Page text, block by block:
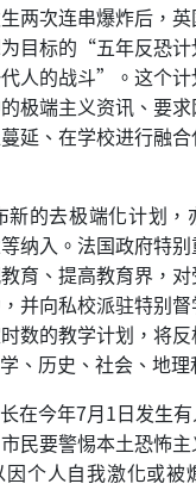
两次连串爆炸后，
目标的“五年反恐
人的战斗”。这个计
极端主义资讯、要
延、在学校进行融
的去极端化计划，
纳入。法国政府特
育、提高教育界，
并向私校派驻特别
数的教学计划，将
、历史、社会、地理
在今年7月1日发生
民要警惕本土恐怖
个人自我激化或被